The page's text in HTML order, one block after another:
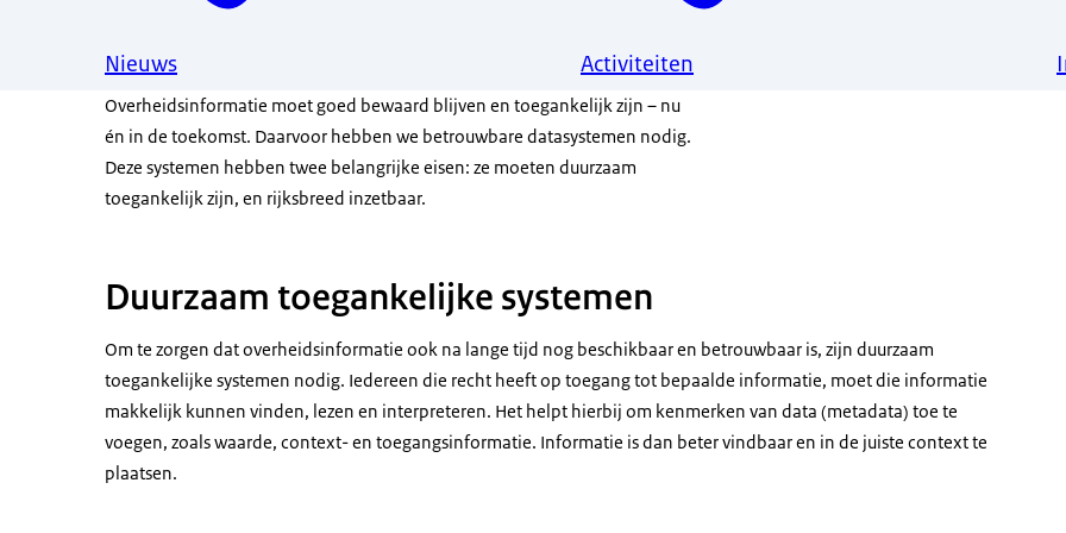
Nieuws Activiteiten
Overheidsinformatie moet goed bewaard blijven en toegankelijk zijn – nu
én in de toekomst. Daarvoor hebben we betrouwbare datasystemen nodig.
Deze systemen hebben twee belangrijke eisen: ze moeten duurzaam
toegankelijk zijn, en rijksbreed inzetbaar.
Duurzaam toegankelijke systemen
Om te zorgen dat overheidsinformatie ook na lange tijd nog beschikbaar en betrouwbaar is, zijn duurzaam
toegankelijke systemen nodig. Iedereen die recht heeft op toegang tot bepaalde informatie, moet die informatie
makkelijk kunnen vinden, lezen en interpreteren. Het helpt hierbij om kenmerken van data (metadata) toe te
voegen, zoals waarde, context- en toegangsinformatie. Informatie is dan beter vindbaar en in de juiste context te
plaatsen.